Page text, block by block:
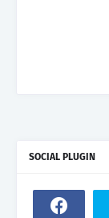
SOCIAL PLUGIN